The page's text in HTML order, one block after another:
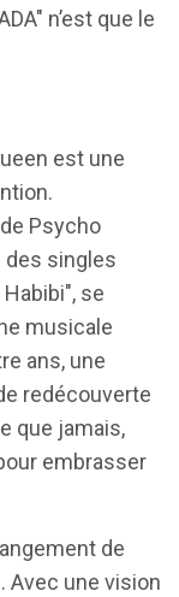
n’est que le
est une
Psycho
des singles
se
musicale
ans, une
redécouverte
que jamais,
embrasser
de
Avec une vision